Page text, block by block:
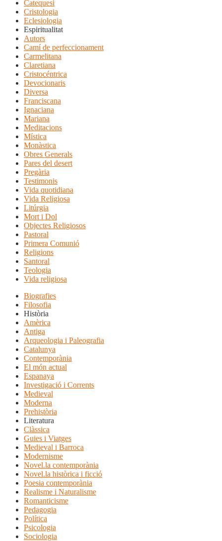
Catequesi
Cristologia
Eclesiologia
Espiritualitat
Autors
Camí de perfeccionament
Carmelitana
Claretiana
Cristocéntrica
Devocionaris
Diversa
Franciscana
Ignaciana
Mariana
Meditacions
Mística
Monàstica
Obres Generals
Pares del desert
Pregària
Testimonis
Vida quotidiana
Vida Religiosa
Litúrgia
Mort i Dol
Objectes Religiosos
Pastoral
Primera Comunió
Religions
Santoral
Teologia
Vida religiosa
Biografies
Filosofia
Història
Amèrica
Antiga
Arqueologia i Paleografia
Catalunya
Contemporània
El món actual
Espanaya
Investigació i Corrents
Medieval
Moderna
Prehistòria
Literatura
Clàssica
Guies i Viatges
Medieval i Barroca
Modernisme
Novel.la contemporània
Novel.la històrica i ficció
Poesia contemporània
Realisme i Naturalisme
Romanticisme
Pedagogia
Política
Psicologia
Sociologia